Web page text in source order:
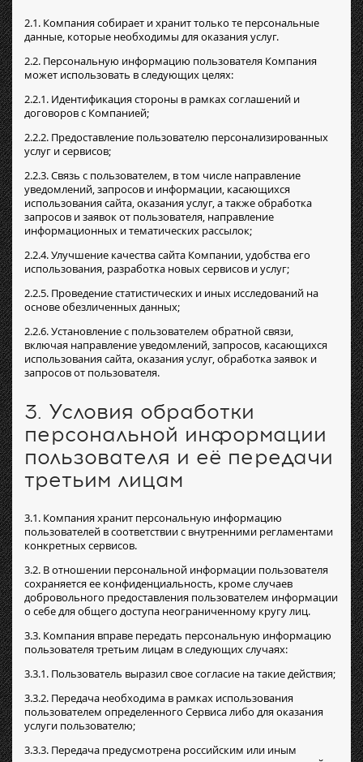
2.1. Компания собирает и хранит только те персональные
данные, которые необходимы для оказания услуг.
2.2. Персональную информацию пользователя Компания
может использовать в следующих целях:
2.2.1. Идентификация стороны в рамках соглашений и
договоров с Компанией;
2.2.2. Предоставление пользователю персонализированных
услуг и сервисов;
2.2.3. Связь с пользователем, в том числе направление
уведомлений, запросов и информации, касающихся
использования сайта, оказания услуг, а также обработка
запросов и заявок от пользователя, направление
информационных и тематических рассылок;
2.2.4. Улучшение качества сайта Компании, удобства его
использования, разработка новых сервисов и услуг;
2.2.5. Проведение статистических и иных исследований на
основе обезличенных данных;
2.2.6. Установление с пользователем обратной связи,
включая направление уведомлений, запросов, касающихся
использования сайта, оказания услуг, обработка заявок и
запросов от пользователя.
3. Условия обработки
персональной информации
пользователя и её передачи
третьим лицам
3.1. Компания хранит персональную информацию
пользователей в соответствии с внутренними регламентами
конкретных сервисов.
3.2. В отношении персональной информации пользователя
сохраняется ее конфиденциальность, кроме случаев
добровольного предоставления пользователем информации
о себе для общего доступа неограниченному кругу лиц.
3.3. Компания вправе передать персональную информацию
пользователя третьим лицам в следующих случаях:
3.3.1. Пользователь выразил свое согласие на такие действия;
3.3.2. Передача необходима в рамках использования
пользователем определенного Сервиса либо для оказания
услуги пользователю;
3.3.3. Передача предусмотрена российским или иным